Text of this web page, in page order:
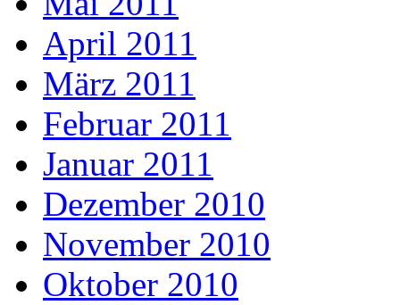
April 2011
März 2011
Februar 2011
Januar 2011
Dezember 2010
November 2010
Oktober 2010